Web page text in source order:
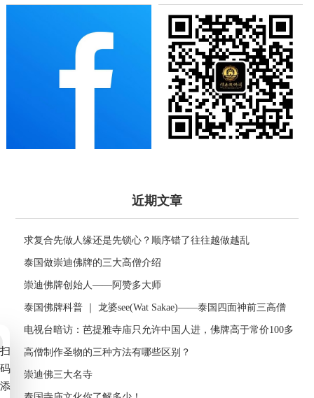
近期文章
求复合先做人缘还是先锁心？顺序错了往往越做越乱
泰国做崇迪佛牌的三大高僧介绍
崇迪佛牌创始人——阿赞多大师
泰国佛牌科普 ｜ 龙婆see(Wat Sakae)——泰国四面神前三高僧
电视台暗访：芭提雅寺庙只允许中国人进，佛牌高于常价100多
倍！
高僧制作圣物的三种方法有哪些区别？
崇迪佛三大名寺
扫
码
添